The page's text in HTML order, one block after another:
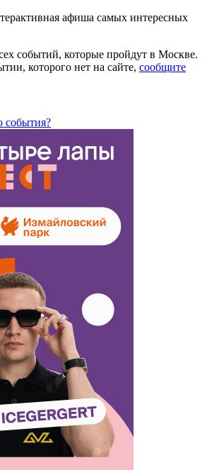
афиша самых интересных
событий, которые пройдут в Москве.
которого нет на сайте, сообщите
события?